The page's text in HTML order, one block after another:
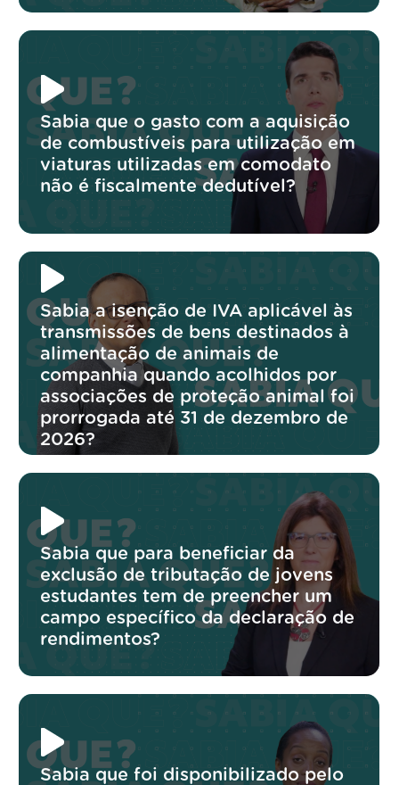
Sabia que o gasto com a aquisição
de combustíveis para utilização em
viaturas utilizadas em comodato
não é fiscalmente dedutível?
Sabia a isenção de IVA aplicável às
transmissões de bens destinados à
alimentação de animais de
companhia quando acolhidos por
associações de proteção animal foi
prorrogada até 31 de dezembro de
2026?
Sabia que para beneficiar da
exclusão de tributação de jovens
estudantes tem de preencher um
campo específico da declaração de
rendimentos?
Sabia que foi disponibilizado pelo